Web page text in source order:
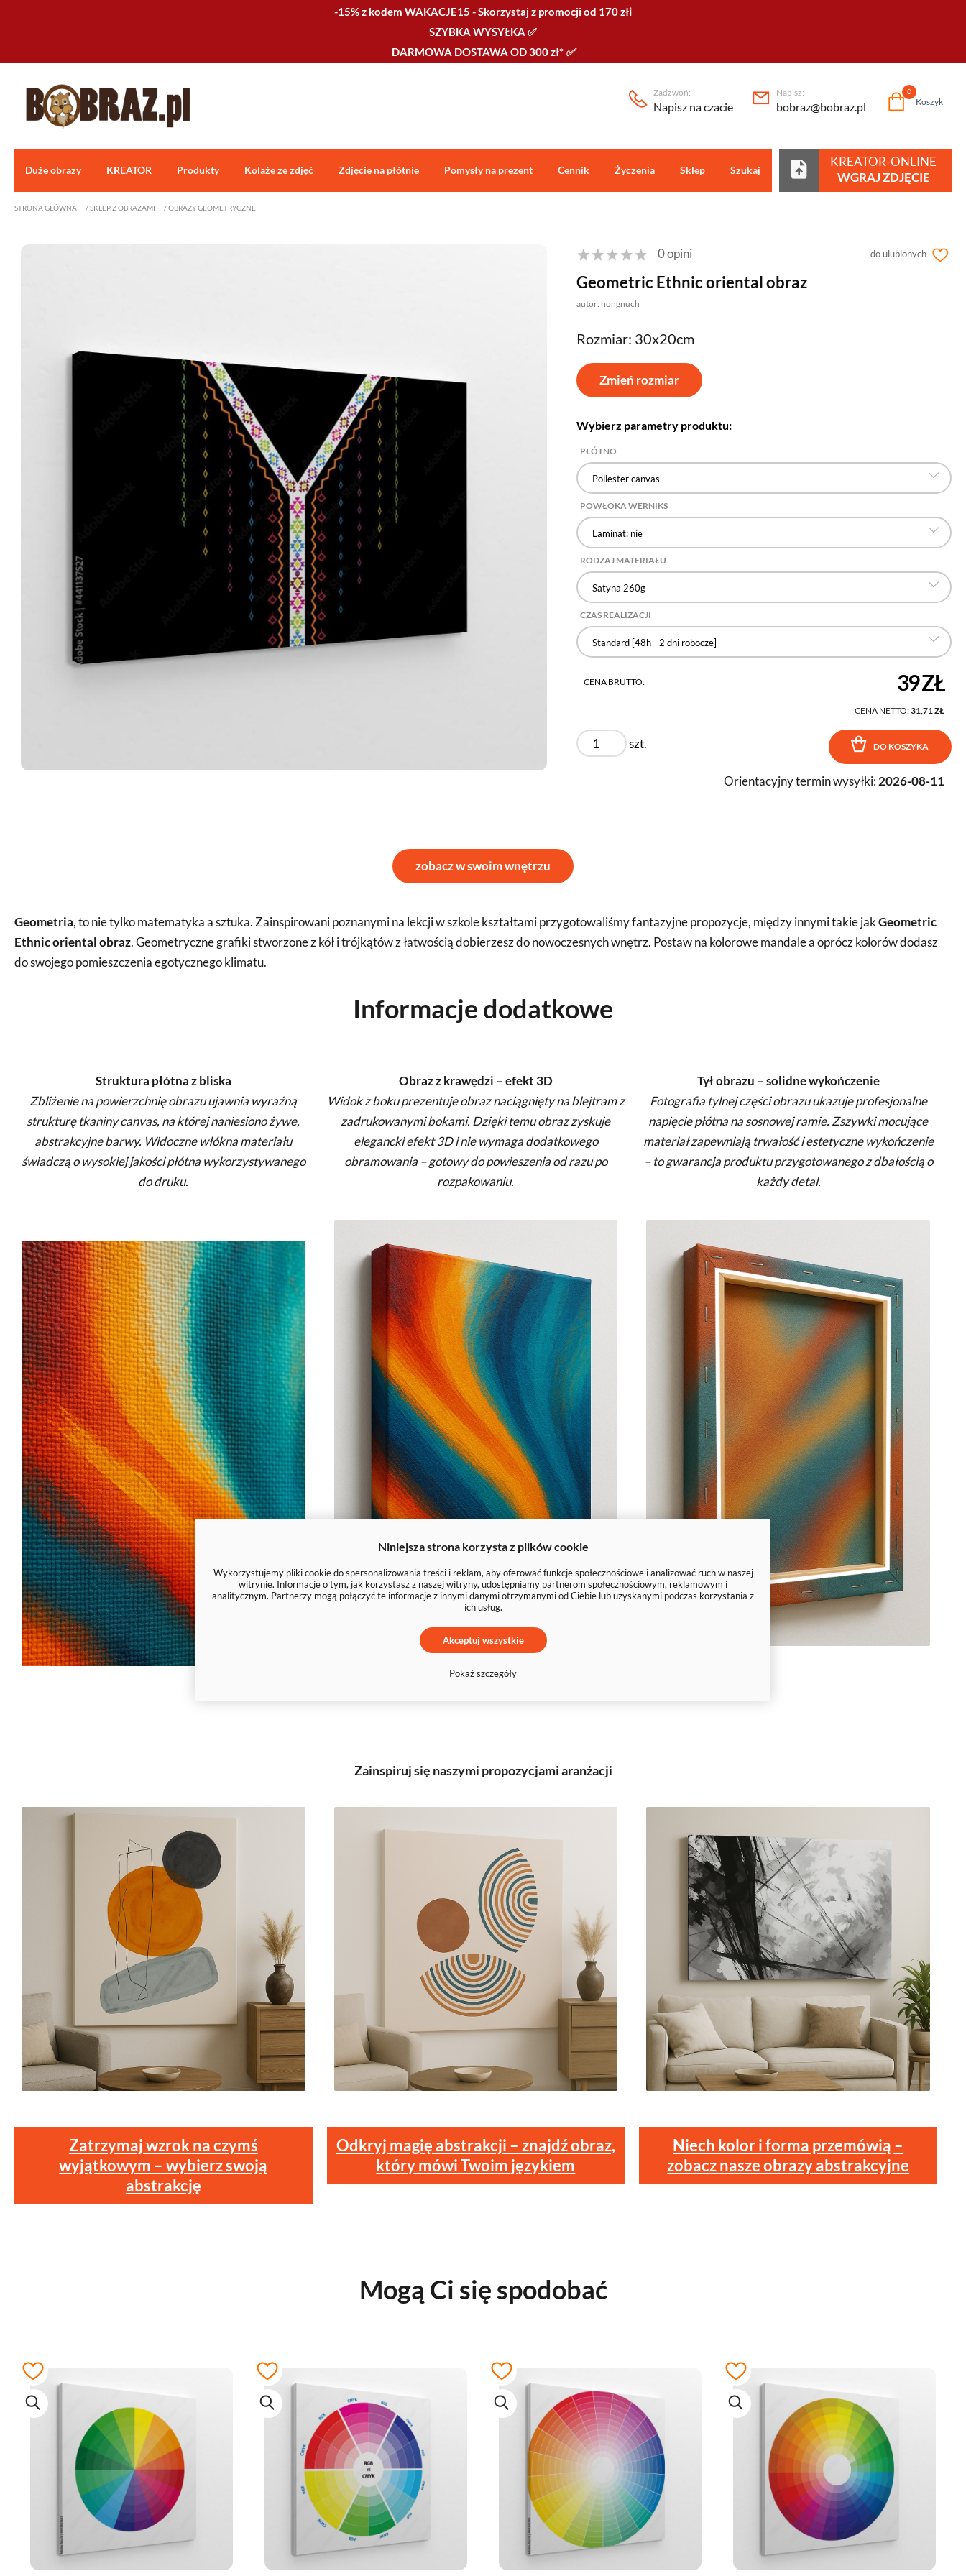
-15% z kodem WAKACJE15 -Skorzystaj z promocji od 170 złℹ️
SZYBKA WYSYŁKA ✅
DARMOWA DOSTAWA OD 300 zł* ✅
Zadzwoń:
Napisz na czacie
Napisz:
bobraz@bobraz.pl Koszyk
0
Duże obrazy KREATOR Produkty Kolaże ze zdjęć Zdjęcie na płótnie Pomysły na prezent Cennik Życzenia Sklep Szukaj Centrum pomocy
KREATOR-ONLINE
WGRAJ ZDJĘCIE
STRONA GŁÓWNA /SKLEP Z OBRAZAMI /OBRAZY GEOMETRYCZNE
do ulubionych
0 opini
Geometric Ethnic oriental obraz
autor: nongnuch
Rozmiar: 30x20cm
Zmień rozmiar
Wybierz parametry produktu:
PŁÓTNO
Poliester canvas
POWŁOKA WERNIKS
Laminat: nie
RODZAJ MATERIAŁU
Satyna 260g
CZAS REALIZACJI
Standard [48h - 2 dni robocze]
CENA BRUTTO: 39 ZŁ
CENA NETTO:31,71 ZŁ
szt. DO KOSZYKA
Orientacyjny termin wysyłki: 2026-08-11
zobacz w swoim wnętrzu
Geometria, to nie tylko matematyka a sztuka. Zainspirowani poznanymi na lekcji w szkole kształtami przygotowaliśmy fantazyjne propozycje, między innymi takie jakGeometric
Ethnic oriental obraz. Geometryczne grafiki stworzone z kół i trójkątów z łatwością dobierzesz do nowoczesnych wnętrz. Postaw na kolorowe mandale a oprócz kolorów dodasz
do swojego pomieszczenia egotycznego klimatu.
Informacje dodatkowe
Struktura płótna z bliska
Zbliżenie na powierzchnię obrazu ujawnia wyraźną
strukturę tkaniny canvas, na której naniesiono żywe,
abstrakcyjne barwy. Widoczne włókna materiału
świadczą o wysokiej jakości płótna wykorzystywanego
do druku.
Obraz z krawędzi – efekt 3D
Widok z boku prezentuje obraz naciągnięty na blejtram z
zadrukowanymi bokami. Dzięki temu obraz zyskuje
elegancki efekt 3D i nie wymaga dodatkowego
obramowania – gotowy do powieszenia od razu po
rozpakowaniu.
Tył obrazu – solidne wykończenie
Fotografia tylnej części obrazu ukazuje profesjonalne
napięcie płótna na sosnowej ramie. Zszywki mocujące
materiał zapewniają trwałość i estetyczne wykończenie
– to gwarancja produktu przygotowanego z dbałością o
każdy detal.
Zainspiruj się naszymi propozycjami aranżacji
Zatrzymaj wzrok na czymś
wyjątkowym – wybierz swoją
abstrakcję
Odkryj magię abstrakcji – znajdź obraz,
który mówi Twoim językiem
Niech kolor i forma przemówią –
zobacz nasze obrazy abstrakcyjne
Mogą Ci się spodobać
Niniejsza strona korzysta z plików cookie
Wykorzystujemy pliki cookie do spersonalizowania treści i reklam, aby oferować funkcje społecznościowe i analizować ruch w naszej
witrynie. Informacje o tym, jak korzystasz z naszej witryny, udostępniamy partnerom społecznościowym, reklamowym i
analitycznym. Partnerzy mogą połączyć te informacje z innymi danymi otrzymanymi od Ciebie lub uzyskanymi podczas korzystania z
ich usług.
Akceptuj wszystkie
Pokaż szczegóły